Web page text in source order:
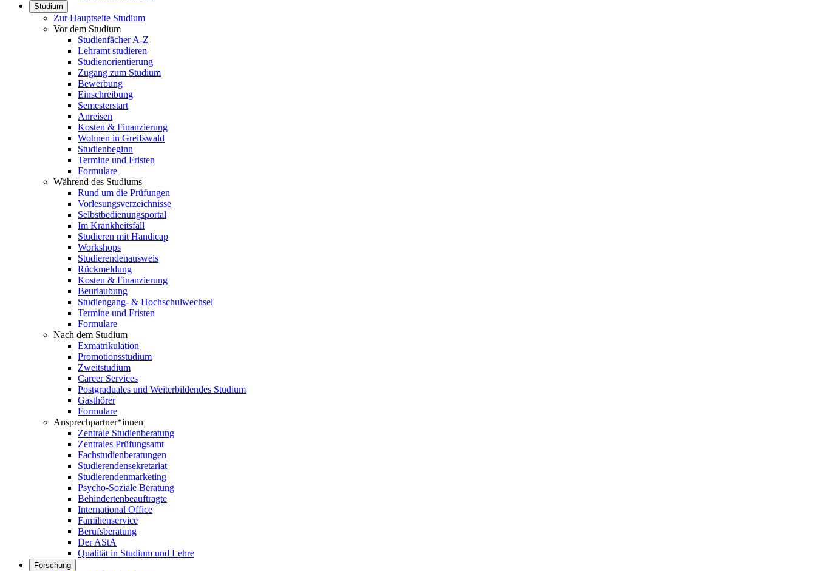
Studium
Zur Hauptseite Studium
Vor dem Studium
Studienfächer A-Z
Lehramt studieren
Studienorientierung
Zugang zum Studium
Bewerbung
Einschreibung
Semesterstart
Anreisen
Kosten & Finanzierung
Wohnen in Greifswald
Studienbeginn
Termine und Fristen
Formulare
Während des Studiums
Rund um die Prüfungen
Vorlesungsverzeichnisse
Selbstbedienungsportal
Im Krankheitsfall
Studieren mit Handicap
Workshops
Studierendenausweis
Rückmeldung
Kosten & Finanzierung
Beurlaubung
Studiengang- & Hochschulwechsel
Termine und Fristen
Formulare
Nach dem Studium
Exmatrikulation
Promotionsstudium
Zweitstudium
Career Services
Postgraduales und Weiterbildendes Studium
Gasthörer
Formulare
Ansprechpartner*innen
Zentrale Studienberatung
Zentrales Prüfungsamt
Fachstudienberatungen
Studierendensekretariat
Studierendenmarketing
Psycho-Soziale Beratung
Behindertenbeauftragte
International Office
Familienservice
Berufsberatung
Der AStA
Qualität in Studium und Lehre
Forschung